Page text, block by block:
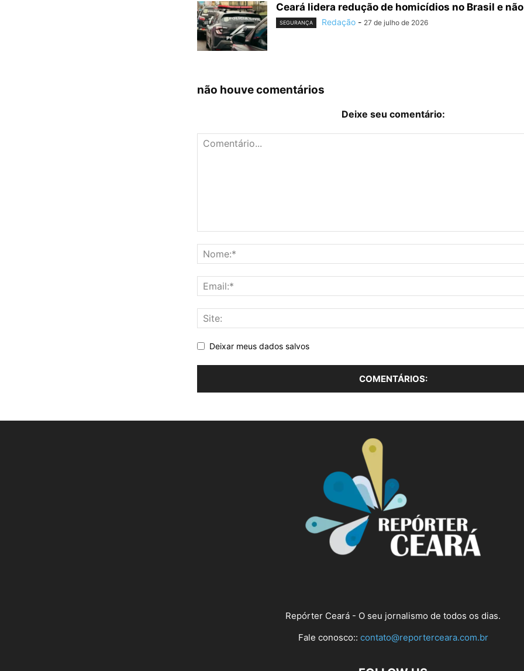
Ceará lidera redução de homicídios no Brasil e
SEGURANÇA Redação - 27 de julho de 2026
não houve comentários
Deixe seu comentário:
Deixar meus dados salvos
Repórter Ceará - O seu jornalismo de todos os dias.
Fale conosco:: contato@reporterceara.com.br